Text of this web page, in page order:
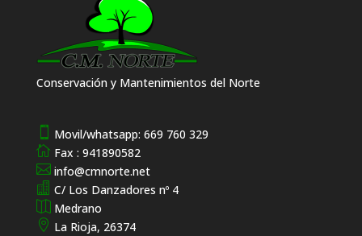
Conservación y Mantenimientos del Norte
Movil/whatsapp: 669 760 329
 Fax : 941890582
info@cmnorte.net
 C/ Los Danzadores nº 4
 Medrano
 La Rioja, 26374